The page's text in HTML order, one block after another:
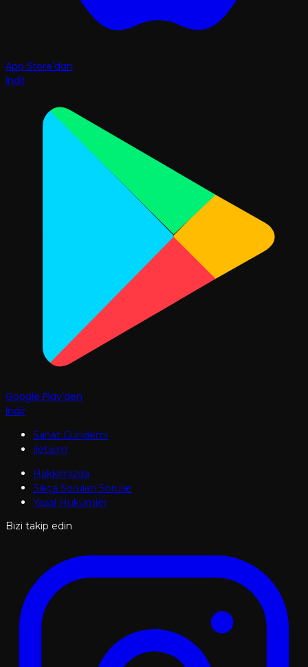
App Store'dan
İndir
Google Play'den
İndir
Sanat Gündemi
İletişim
Hakkımızda
Sıkça Sorulan Sorular
Yasal Hükümler
Bizi takip edin